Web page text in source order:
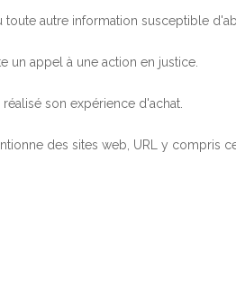
autre information susceptible
un appel à une action en justice.
son expérience d'achat.
des sites web, URL y compris